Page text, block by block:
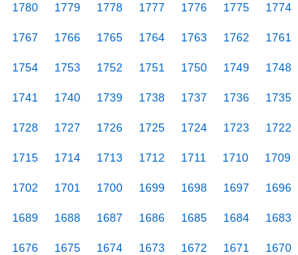
1780 1779 1778 1777 1776 1775 1774
1767 1766 1765 1764 1763 1762 1761
1754 1753 1752 1751 1750 1749 1748
1741 1740 1739 1738 1737 1736 1735
1728 1727 1726 1725 1724 1723 1722
1715 1714 1713 1712 1711 1710 1709
1702 1701 1700 1699 1698 1697 1696
1689 1688 1687 1686 1685 1684 1683
1676 1675 1674 1673 1672 1671 1670